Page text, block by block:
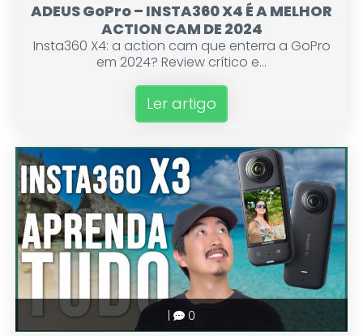
ADEUS GoPro – INSTA360 X4 É A MELHOR
ACTION CAM DE 2024
Insta360 X4: a action cam que enterra a GoPro
em 2024? Review crítico e...
Ler artigo
| 0